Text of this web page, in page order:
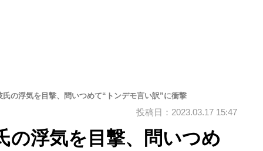
の浮気を目撃、問いつめて“トンデモ言い訳”に衝撃
投稿日：2023.03.17 15:47
の浮気を目撃、問いつめ